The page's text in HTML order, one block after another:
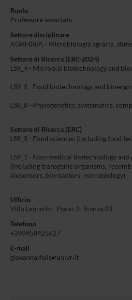
Ruolo
Professore associato
Settore disciplinare
AGRI-08/A - Microbiologia agraria,
Settore di Ricerca (ERC-2024)
LS9_4 - Microbial biotechnology and
LS9_5 - Food biotechnology and
LS8_8 - Phylogenetics, systematics,
Settore di Ricerca (ERC)
LS9_5 - Food sciences (including food
LS9_1 - Non-medical biotechnology and
(including transgenic organisms,
biosensors, bioreactors, microbiology)
Ufficio
Villa Lebrecht, Piano 2, Stanza 03
Telefono
+390458425627
E-mail
giovanna felis univr it